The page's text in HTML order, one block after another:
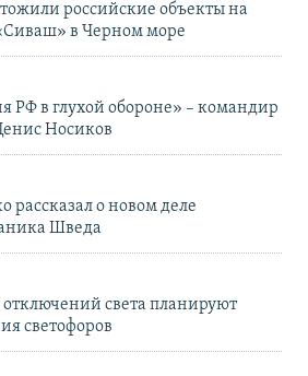
российские объекты на
в Черном море
РФ в глухой обороне» – командир
Носиков
рассказал о новом деле
Шведа
отключений света планируют
светофоров